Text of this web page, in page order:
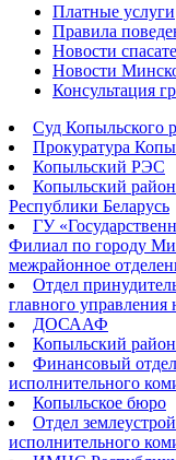
Платные услуги
Правила
Новости
Новости
Консультация
Суд Копыльского
Прокуратура
Копыльский РЭС
Копыльский
Республики Беларусь
ГУ
Филиал по городу
межрайонное
Отдел
главного
ДОСААФ
Копыльский
Финансовый
исполнительного
Копыльское бюро
Отдел
исполнительного